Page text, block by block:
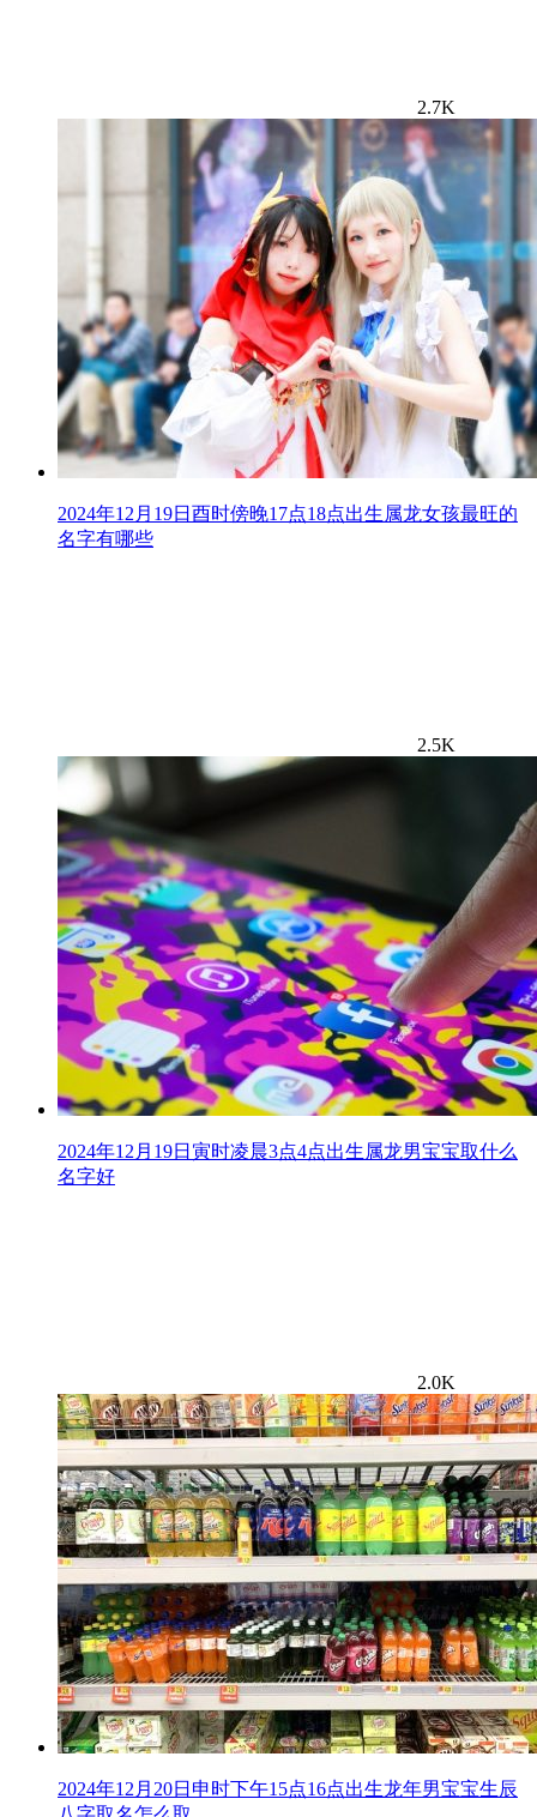
2.7K
2024年12月19日酉时傍晚17点18点出生属龙女孩最旺的
名字有哪些
2.5K
2024年12月19日寅时凌晨3点4点出生属龙男宝宝取什么
名字好
2.0K
2024年12月20日申时下午15点16点出生龙年男宝宝生辰